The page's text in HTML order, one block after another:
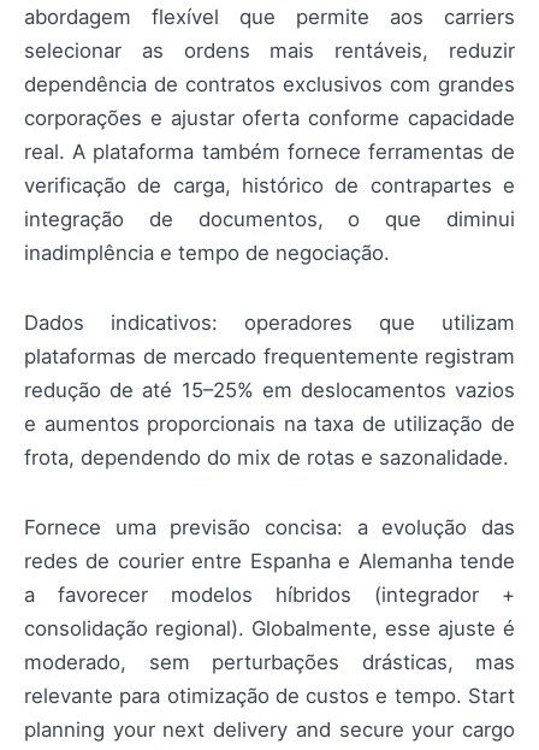
abordagem flexível que permite aos carriers
selecionar as ordens mais rentáveis, reduzir
dependência de contratos exclusivos com grandes
corporações e ajustar oferta conforme capacidade
real. A plataforma também fornece ferramentas de
verificação de carga, histórico de contrapartes e
integração de documentos, o que diminui
inadimplência e tempo de negociação.
Dados indicativos: operadores que utilizam
plataformas de mercado frequentemente registram
redução de até 15–25% em deslocamentos vazios
e aumentos proporcionais na taxa de utilização de
frota, dependendo do mix de rotas e sazonalidade.
Fornece uma previsão concisa: a evolução das
redes de courier entre Espanha e Alemanha tende
a favorecer modelos híbridos (integrador +
consolidação regional). Globalmente, esse ajuste é
moderado, sem perturbações drásticas, mas
relevante para otimização de custos e tempo. Start
planning your next delivery and secure your cargo